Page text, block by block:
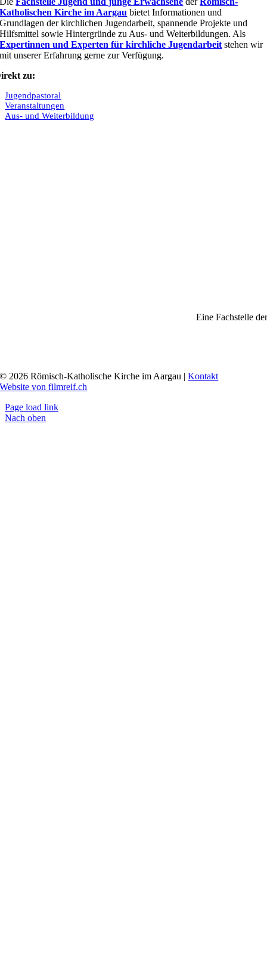
Katholischen Kirche im Aargau bietet Informationen und
Grundlagen der kirchlichen Jugendarbeit, spannende Projekte und
Hilfsmittel sowie Hintergründe zu Aus- und Weiterbildungen. Als
Expertinnen und Experten für kirchliche Jugendarbeit stehen wir
mit unserer Erfahrung gerne zur Verfügung.
zu:
Jugendpastoral
Veranstaltungen
Aus- und Weiterbildung
Eine Fachstelle der
© 2026 Römisch-Katholische Kirche im Aargau |Kontakt
Website von filmreif.ch
Page load link
Nach oben